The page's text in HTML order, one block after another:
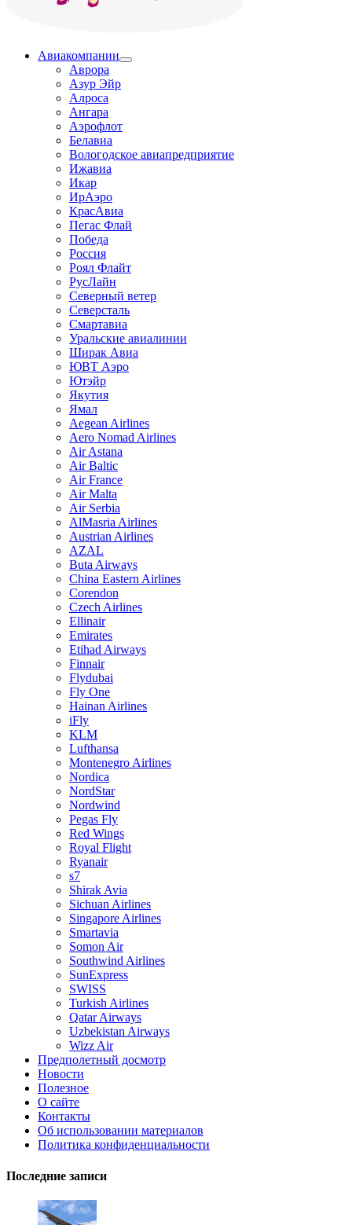
Авиакомпании
Аврора
Азур Эйр
Алроса
Ангара
Аэрофлот
Белавиа
Вологодское авиапредприятие
Ижавиа
Икар
ИрАэро
КрасАвиа
Пегас Флай
Победа
Россия
Роял Флайт
РусЛайн
Северный ветер
Северсталь
Смартавиа
Уральские авиалинии
Ширак Авиа
ЮВТ Аэро
Ютэйр
Якутия
Ямал
Aegean Airlines
Aero Nomad Airlines
Air Astana
Air Baltic
Air France
Air Malta
Air Serbia
AlMasria Airlines
Austrian Airlines
AZAL
Buta Airways
China Eastern Airlines
Corendon
Czech Airlines
Ellinair
Emirates
Etihad Airways
Finnair
Flydubai
Fly One
Hainan Airlines
iFly
KLM
Lufthansa
Montenegro Airlines
Nordica
NordStar
Nordwind
Pegas Fly
Red Wings
Royal Flight
Ryanair
s7
Shirak Avia
Sichuan Airlines
Singapore Airlines
Smartavia
Somon Air
Southwind Airlines
SunExpress
SWISS
Turkish Airlines
Qatar Airways
Uzbekistan Airways
Wizz Air
Предполетный досмотр
Новости
Полезное
О сайте
Контакты
Об использовании материалов
Политика конфиденциальности
Последние записи